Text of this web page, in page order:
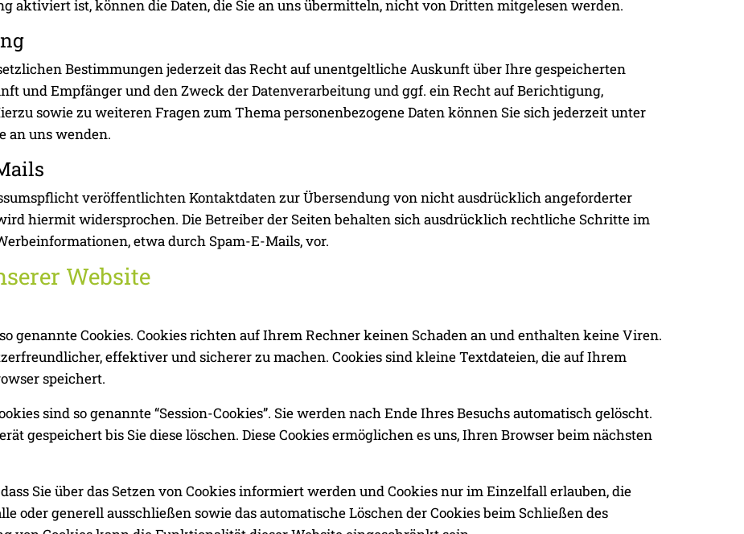
aktiviert ist, können die Daten, die Sie an uns übermitteln, nicht von Dritten mitgelesen werden.
Bestimmungen jederzeit das Recht auf unentgeltliche Auskunft über Ihre gespeicherten
und Empfänger und den Zweck der Datenverarbeitung und ggf. ein Recht auf Berichtigung,
sowie zu weiteren Fragen zum Thema personenbezogene Daten können Sie sich jederzeit unter
an uns wenden.
veröffentlichten Kontaktdaten zur Übersendung von nicht ausdrücklich angeforderter
hiermit widersprochen. Die Betreiber der Seiten behalten sich ausdrücklich rechtliche Schritte im
etwa durch Spam-E-Mails, vor.
Website
genannte Cookies. Cookies richten auf Ihrem Rechner keinen Schaden an und enthalten keine Viren.
effektiver und sicherer zu machen. Cookies sind kleine Textdateien, die auf Ihrem
speichert.
sind so genannte “Session-Cookies”. Sie werden nach Ende Ihres Besuchs automatisch gelöscht.
gespeichert bis Sie diese löschen. Diese Cookies ermöglichen es uns, Ihren Browser beim nächsten
Sie über das Setzen von Cookies informiert werden und Cookies nur im Einzelfall erlauben, die
oder generell ausschließen sowie das automatische Löschen der Cookies beim Schließen des